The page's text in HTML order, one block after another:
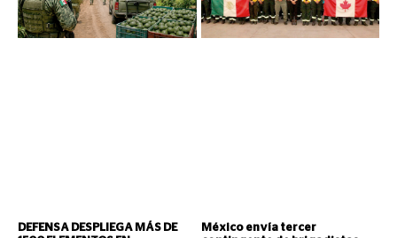
DEFENSA DESPLIEGA MÁS DE
México envía tercer